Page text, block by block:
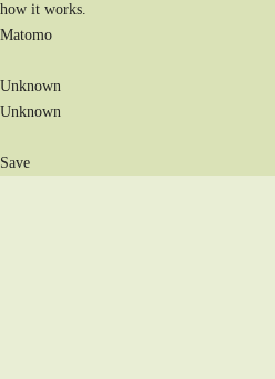
how it works.
Matomo
Unknown
Unknown
Save